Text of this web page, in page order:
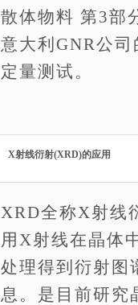
散体物料 第3部
意大利GNR公
定量测试。
X射线衍射(XRD)的应用
XRD全称X射线
用X射线在晶体
处理得到衍射图
息。是目前研究